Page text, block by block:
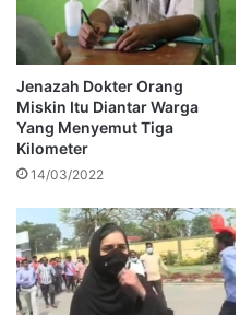
Jenazah Dokter Orang
Miskin Itu Diantar Warga
Yang Menyemut Tiga
Kilometer
14/03/2022